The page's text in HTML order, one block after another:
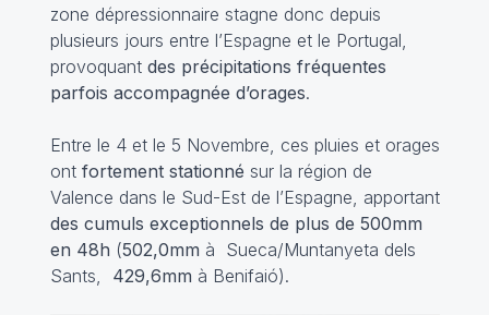
zone dépressionnaire stagne donc depuis
plusieurs jours entre l’Espagne et le Portugal,
provoquant des précipitations fréquentes
parfois accompagnée d’orages.
Entre le 4 et le 5 Novembre, ces pluies et orages
ont fortement stationné sur la région de
Valence dans le Sud-Est de l’Espagne, apportant
des cumuls exceptionnels de plus de 500mm
en 48h (502,0mm à Sueca/Muntanyeta dels
Sants, 429,6mm à Benifaió).